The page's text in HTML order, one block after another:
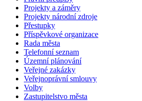
Projekty a záměry
Projekty národní zdroje
Přestupky
Příspěvkové organizace
Rada města
Telefonní seznam
Územní plánování
Veřejné zakázky
Veřejnoprávní smlouvy
Volby
Zastupitelstvo města